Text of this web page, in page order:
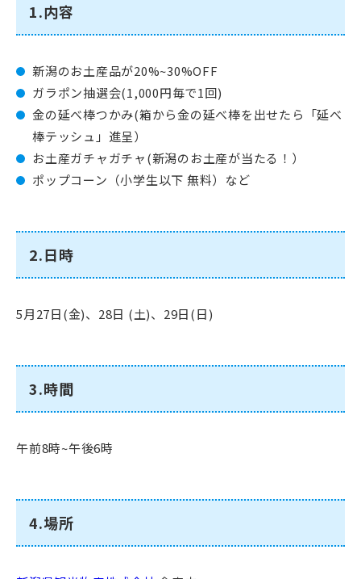
1.内容
新潟のお土産品が20%~30%OFF
ガラポン抽選会(1,000円毎で1回)
金の延べ棒つかみ(箱から金の延べ棒を出せたら「延べ
棒テッシュ」進呈）
お土産ガチャガチャ(新潟のお土産が当たる！）
ポップコーン（小学生以下 無料）など
2.日時
5月27日(金)、28日 (土)、29日(日)
3.時間
午前8時~午後6時
4.場所